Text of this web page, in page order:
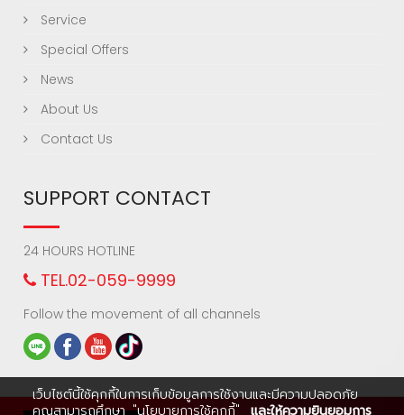
เว็บไซต์นี้ใช้คุกกี้ในการเก็บข้อมูลการใช้งานและมีความปลอดภัย
คุณสามารถศึกษา"นโยบายการใช้คุกกี้" และให้ความยินยอมการ
Service
Special Offers
News
About Us
Contact Us
SUPPORT CONTACT
24 HOURS HOTLINE
TEL.02-059-9999
Follow the movement of all channels